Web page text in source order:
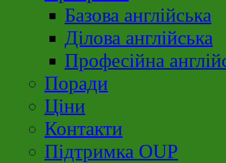
Базова англійська
Ділова англійська
Професійна
Поради
Ціни
Контакти
Підтримка OUP